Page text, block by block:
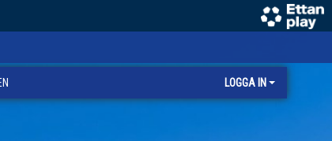
LOGGA IN